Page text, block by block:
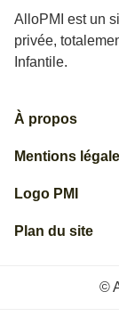
AlloPMI est un
privée,
Infantile.
©
À propos
Mentions
Logo PMI
Plan du site